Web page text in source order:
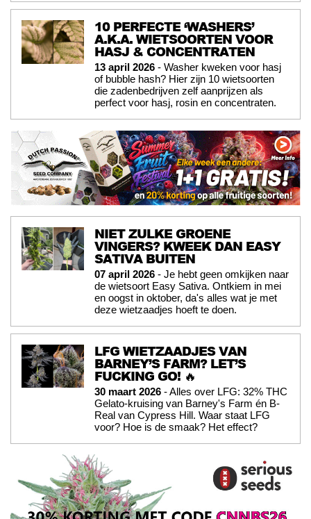
10 PERFECTE ‘WASHERS’
A.K.A. WIETSOORTEN VOOR
HASJ & CONCENTRATEN
13 april 2026 - Washer kweken voor hasj
of bubble hash? Hier zijn 10 wietsoorten
die zadenbedrijven zelf aanprijzen als
perfect voor hasj, rosin en concentraten.
NIET ZULKE GROENE
VINGERS? KWEEK DAN EASY
SATIVA BUITEN
07 april 2026 - Je hebt geen omkijken naar
de wietsoort Easy Sativa. Ontkiem in mei
en oogst in oktober, da's alles wat je met
deze wietzaadjes hoeft te doen.
LFG WIETZAADJES VAN
BARNEY’S FARM? LET’S
FUCKING GO! 🔥
30 maart 2026 - Alles over LFG: 32% THC
Gelato-kruising van Barney's Farm én B-
Real van Cypress Hill. Waar staat LFG
voor? Hoe is de smaak? Het effect?